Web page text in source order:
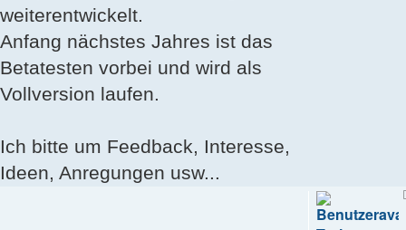
weiterentwickelt.
Anfang nächstes Jahres ist das
Betatesten vorbei und wird als
Vollversion laufen.
Ich bitte um Feedback, Interesse,
Ideen, Anregungen usw...